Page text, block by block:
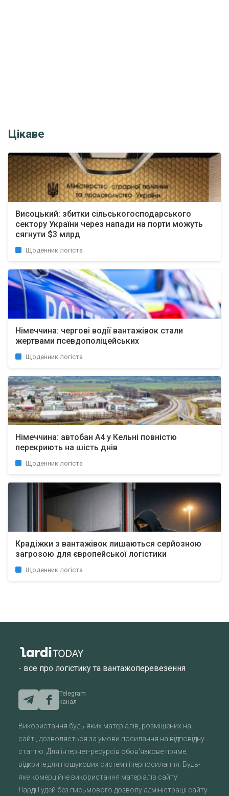
Цікаве
Висоцький: збитки сільськогосподарського
сектору України через напади на порти можуть
сягнути $3 млрд
Щоденник логіста
Німеччина: чергові водії вантажівок стали
жертвами псевдополіцейських
Щоденник логіста
Німеччина: автобан A4 у Кельні повністю
перекриють на шість днів
Щоденник логіста
Крадіжки з вантажівок лишаються серйозною
загрозою для європейської логістики
Щоденник логіста
- все про логістику та вантажоперевезення
Telegram
канал
Використання будь-яких матеріалів, розміщених на
сайті, дозволяється за умови посилання на відповідну
статтю. Для інтернет-ресурсів обов'язкове пряме,
відкрите для пошукових систем гіперпосилання. Будь-
яке комерційне використання матеріалів сайту
ЛардіТудей без письмового дозволу адміністрації сайту